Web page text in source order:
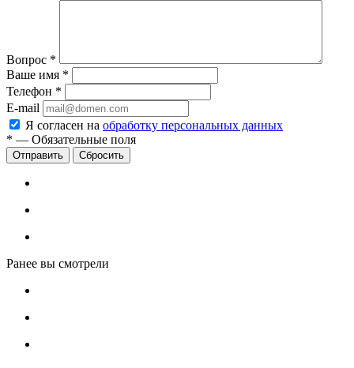
Вопрос *
Ваше имя *
Телефон *
E-mail
Я согласен на обработку персональных данных
* — Обязательные поля
Сбросить
Ранее вы смотрели